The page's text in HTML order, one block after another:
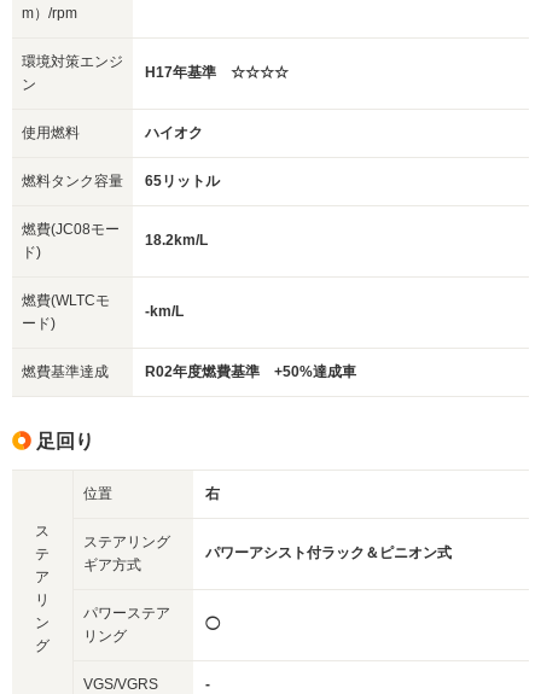
m）/rpm
環境対策エンジ
ン
H17年基準 ☆☆☆☆
使用燃料 ハイオク
燃料タンク容量 65リットル
燃費(JC08モー
ド)
18.2km/L
燃費(WLTCモ
ード)
-km/L
燃費基準達成 R02年度燃費基準 +50%達成車
足回り
ス
テ
ア
リ
ン
グ
位置 右
ステアリング
ギア方式
パワーアシスト付ラック＆ピニオン式
パワーステア
リング
◯
VGS/VGRS -